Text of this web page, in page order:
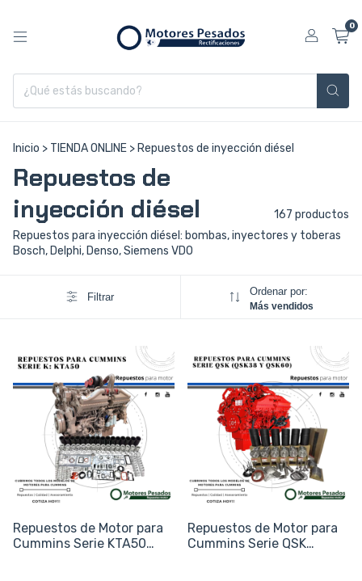
0
Inicio > TIENDA ONLINE > Repuestos de inyección diésel
Repuestos de
inyección diésel
167 productos
Repuestos para inyección diésel: bombas, inyectores y toberas
Bosch, Delphi, Denso, Siemens VDO
Filtrar Ordenar por:
Más vendidos
Repuestos de Motor para
Cummins Serie KTA50
Repuestos de Motor para
Cummins Serie QSK